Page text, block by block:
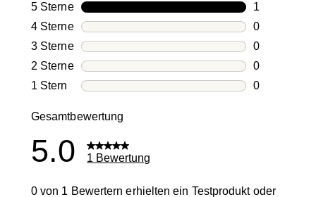
5 SterneSterne
1
1
4 SterneSterne
0
0
3 SterneSterne
0
0
2 SterneSterne
0
0
1 Stern Sterne
0
Gesamtbewertung
5.0 1 Bewertung
0 von 1 Bewertern erhielten ein Testprodukt oder